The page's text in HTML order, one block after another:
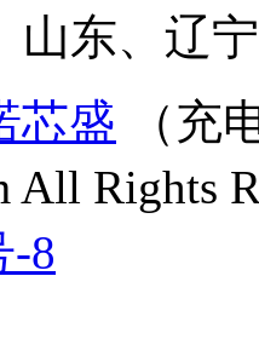
山东、辽宁
芯盛 （充
All Rights
-8